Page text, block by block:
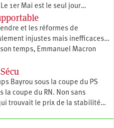
1er Mai est le seul jour…
et les réformes de
injustes mais inefficaces…
temps, Emmanuel Macron
Bayrou sous la coupe du PS
coupe du RN. Non sans
trouvait le prix de la stabilité…